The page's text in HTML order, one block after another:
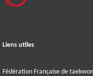
Liens utiles
Fédération Française de